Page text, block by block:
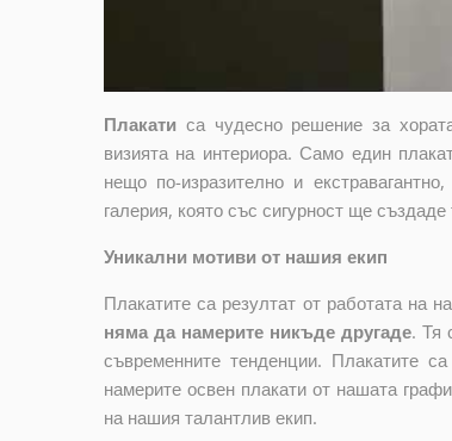
Плакати са чудесно решение за
визията на интериора. Само един
нещо по-изразително и
галерия, която със сигурност ще
Уникални мотиви от нашия екип
Плакатите са резултат от работата на
няма да намерите никъде другаде. Тя
съвременните тенденции. Плакатите
намерите освен плакати от нашата
на нашия талантлив екип.